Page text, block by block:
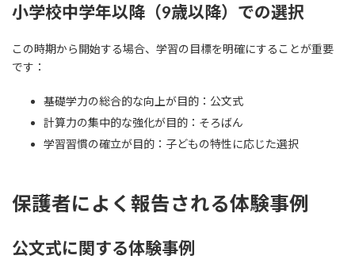
小学校中学年以降（9歳以降）での選択
この時期から開始する場合、学習の目標を明確にすることが重要
です：
基礎学力の総合的な向上が目的：公文式
計算力の集中的な強化が目的：そろばん
学習習慣の確立が目的：子どもの特性に応じた選択
保護者によく報告される体験事例
公文式に関する体験事例